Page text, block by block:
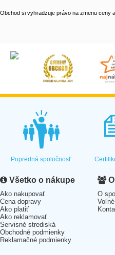
Obchod si vyhradzuje právo na zmenu ceny
Popredná spoločnosť
Všetko o nákupe
Ako nakupovať
Cena dopravy
Ako platiť
Ako reklamovať
Servisné strediská
Obchodné podmienky
Reklamačné podmienky
O